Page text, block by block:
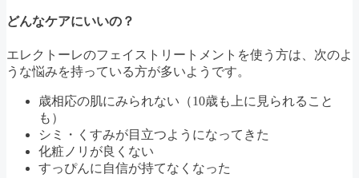
どんなケアにいいの？
エレクトーレのフェイストリートメントを使う方は、次のよ
うな悩みを持っている方が多いようです。
歳相応の肌にみられない（10歳も上に見られること
も）
シミ・くすみが目立つようになってきた
化粧ノリが良くない
すっぴんに自信が持てなくなった